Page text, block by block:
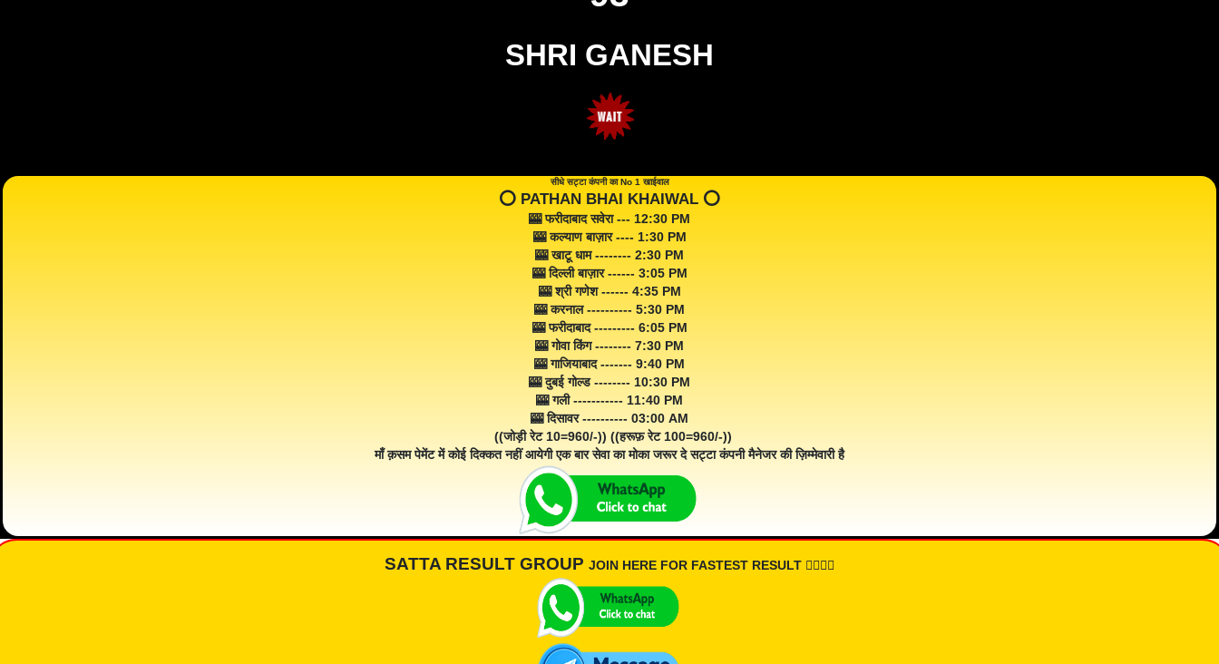
SHRI GANESH
सीधे सट्टा कंपनी का No 1 खाईवाल
⭕️ PATHAN BHAI KHAIWAL ⭕️
🎰 फरीदाबाद सवेरा --- 12:30 PM
🎰 कल्याण बाज़ार ---- 1:30 PM
🎰 खाटू धाम -------- 2:30 PM
🎰 दिल्ली बाज़ार ------ 3:05 PM
🎰 श्री गणेश ------ 4:35 PM
🎰 करनाल ---------- 5:30 PM
🎰 फरीदाबाद --------- 6:05 PM
🎰 गोवा किंग -------- 7:30 PM
🎰 गाजियाबाद ------- 9:40 PM
🎰 दुबई गोल्ड -------- 10:30 PM
🎰 गली ----------- 11:40 PM
🎰 दिसावर ---------- 03:00 AM
((जोड़ी रेट 10=960/-)) ((हरूफ़ रेट 100=960/-))
माँ क़सम पेमेंट में कोई दिक्कत नहीं आयेगी एक बार सेवा का मोका जरूर दे सट्टा कंपनी मैनेजर की ज़िम्मेवारी है
SATTA RESULT GROUP JOIN HERE FOR FASTEST RESULT 👇🏾👇🏾